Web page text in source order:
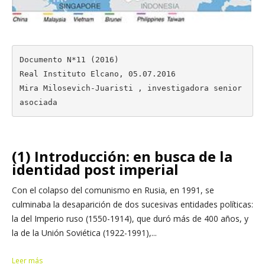
Documento N*11 (2016)
Real Instituto Elcano, 05.07.2016
Mira Milosevich-Juaristi , investigadora senior
asociada
(1) Introducción: en busca de la
identidad post imperial
Con el colapso del comunismo en Rusia, en 1991, se
culminaba la desaparición de dos sucesivas entidades políticas:
la del Imperio ruso (1550-1914), que duró más de 400 años, y
la de la Unión Soviética (1922-1991),...
Leer más